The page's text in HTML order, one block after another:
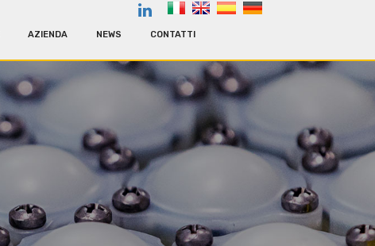
AZIENDA NEWS CONTATTI